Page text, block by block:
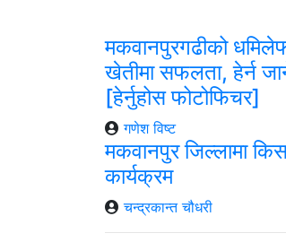
मकवानपुरगढीको
खेतीमा सफलता, हेर्न
[हेर्नुहोस फोटोफिचर]
गणेश विष्ट
मकवानपुर जिल्लामा
कार्यक्रम
चन्द्रकान्त चौधरी